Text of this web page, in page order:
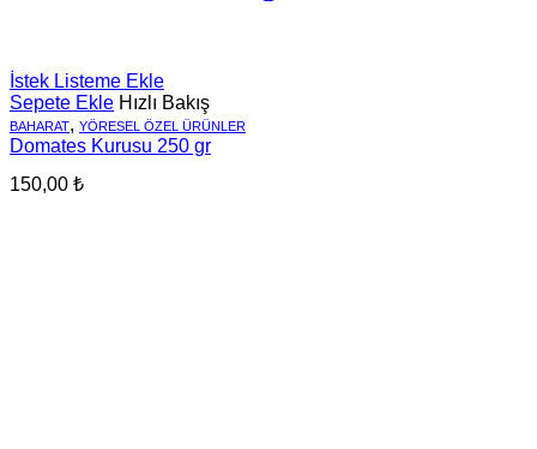
İstek Listeme Ekle
Sepete Ekle Hızlı Bakış
BAHARAT, YÖRESEL ÖZEL ÜRÜNLER
Domates Kurusu 250 gr
150,00 ₺